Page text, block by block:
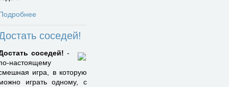
соседей!
соседей! -
настоящему
игра, в которую
играть одному, с